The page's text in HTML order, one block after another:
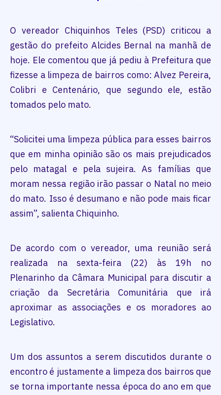
O vereador Chiquinhos Teles (PSD) criticou a
gestão do prefeito Alcides Bernal na manhã de
hoje. Ele comentou que já pediu à Prefeitura que
fizesse a limpeza de bairros como: Alvez Pereira,
Colibri e Centenário, que segundo ele, estão
tomados pelo mato.
“Solicitei uma limpeza pública para esses bairros
que em minha opinião são os mais prejudicados
pelo matagal e pela sujeira. As famílias que
moram nessa região irão passar o Natal no meio
do mato. Isso é desumano e não pode mais ficar
assim”, salienta Chiquinho.
De acordo com o vereador, uma reunião será
realizada na sexta-feira (22) às 19h no
Plenarinho da Câmara Municipal para discutir a
criação da Secretária Comunitária que irá
aproximar as associações e os moradores ao
Legislativo.
Um dos assuntos a serem discutidos durante o
encontro é justamente a limpeza dos bairros que
se torna importante nessa época do ano em que